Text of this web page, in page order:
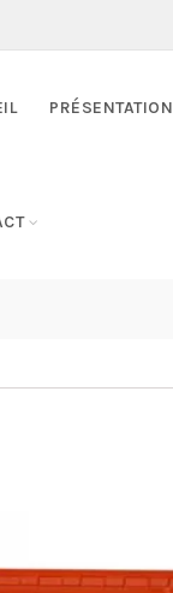
PRÉSENTATION